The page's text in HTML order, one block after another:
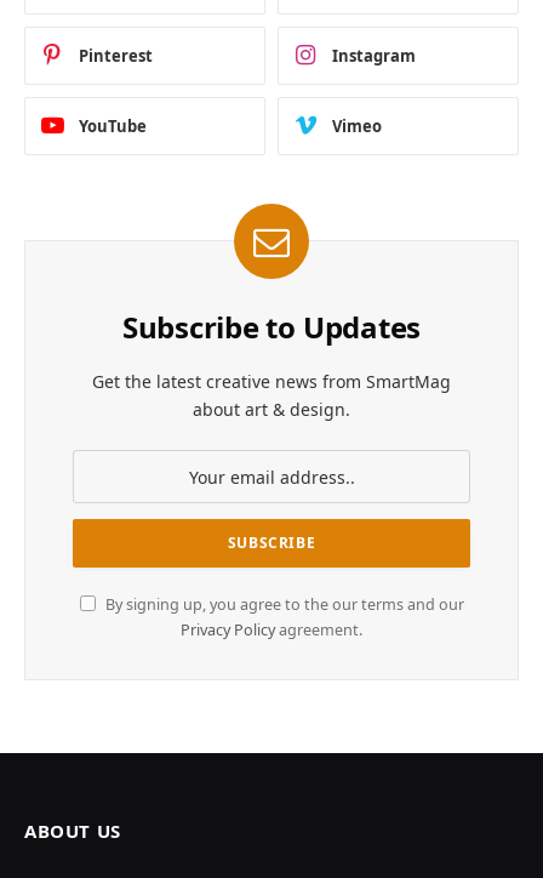
Pinterest Instagram
YouTube Vimeo
Subscribe to Updates
Get the latest creative news from SmartMag
about art & design.
By signing up, you agree to the our terms and our
Privacy Policyagreement.
ABOUT US